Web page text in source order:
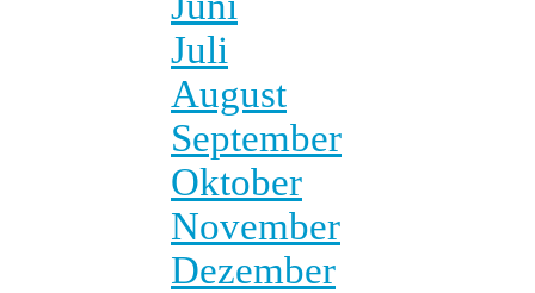
Juli
August
September
Oktober
November
Dezember